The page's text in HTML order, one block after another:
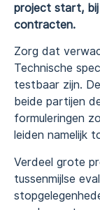
project start, bij
contracten.
Zorg dat
Technische
testbaar zijn.
beide partijen
formuleringen
leiden namelijk
Verdeel grote
tussenmijlse